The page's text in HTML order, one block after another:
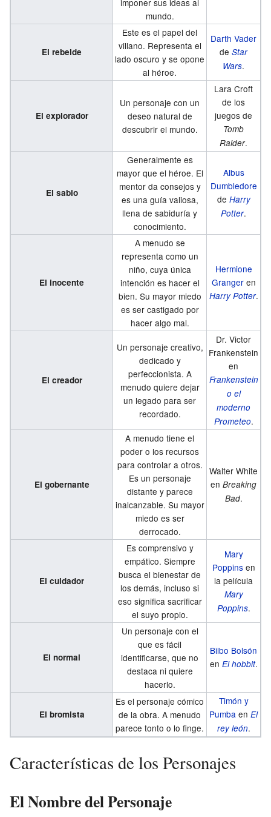
mundo.
El rebelde
Este es el papel del
villano. Representa el
lado oscuro y se opone
al héroe.
Darth Vader
de Star
Wars.
El explorador
Un personaje con un
deseo natural de
descubrir el mundo.
Lara Croft
de los
juegos de
Tomb
Raider.
El sabio
Generalmente es
mayor que el héroe. El
mentor da consejos y
es una guía valiosa,
llena de sabiduría y
conocimiento.
Albus
Dumbledore
de Harry
Potter.
El inocente
A menudo se
representa como un
niño, cuya única
intención es hacer el
bien. Su mayor miedo
es ser castigado por
hacer algo mal.
Hermione
Grangeren
Harry Potter.
El creador
Un personaje creativo,
dedicado y
perfeccionista. A
menudo quiere dejar
un legado para ser
recordado.
Dr. Victor
Frankenstein
en
Frankenstein
o el
moderno
Prometeo.
El gobernante
A menudo tiene el
poder o los recursos
para controlar a otros.
Es un personaje
distante y parece
inalcanzable. Su mayor
miedo es ser
derrocado.
Walter White
en Breaking
Bad.
El cuidador
Es comprensivo y
empático. Siempre
busca el bienestar de
los demás, incluso si
eso significa sacrificar
el suyo propio.
Mary
Poppinsen
la película
Mary
Poppins.
El normal
Un personaje con el
que es fácil
identificarse, que no
destaca ni quiere
hacerlo.
Bilbo Bolsón
en El hobbit.
El bromista
Es el personaje cómico
de la obra. A menudo
parece tonto o lo finge.
Timón y
Pumba en El
rey león.
Características de los Personajes
El Nombre del Personaje